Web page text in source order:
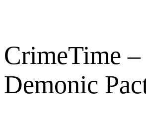
CrimeTime –
Demonic